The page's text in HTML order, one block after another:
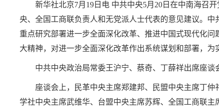
新华社北京7月19日电 中共中央5月20日在中南海召
央、全国工商联负责人和无党派人士代表的意见建议。
重点研究部署进一步全面深化改革、推进中国式现代化
大精神，对进一步全面深化改革作出系统谋划和部署，
中共中央政治局常委王沪宁、蔡奇、丁薛祥出席座谈
座谈会上，民革中央主席郑建邦、民盟中央主席丁
学社中央主席武维华、台盟中央主席苏辉、全国工商联